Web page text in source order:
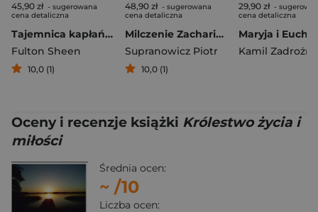
45,90 zł - sugerowana
cena detaliczna
Tajemnica kapłaństwa
Fulton Sheen
10,0 (1)
48,90 zł - sugerowana
cena detaliczna
Milczenie Zachariasza Prawdoparanoja
Supranowicz Piotr
10,0 (1)
29,90 zł -
cena detaliczna
Kamil Zadrożny
Oceny i recenzje książki Królestwo życia i
miłości
Średnia ocen:
~ /10
Liczba ocen: